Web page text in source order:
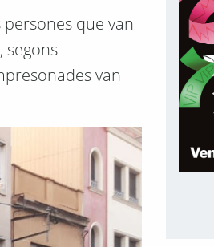
que van
segons
van